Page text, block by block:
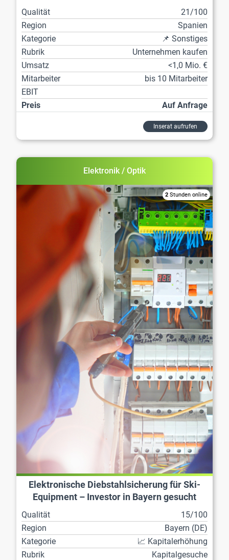
Qualität
21/100
Region
Spanien
Kategorie
📌 Sonstiges
Rubrik
Unternehmen kaufen
Umsatz
<1,0 Mio. €
Mitarbeiter
bis 10 Mitarbeiter
EBIT
Preis
Auf Anfrage
Inserat aufrufen
Elektronik / Optik
2 Stunden online
Elektronische Diebstahlsicherung für Ski-
Equipment – Investor in Bayern gesucht
Qualität
15/100
Region
Bayern (DE)
Kategorie
📈 Kapitalerhöhung
Rubrik
Kapitalgesuche